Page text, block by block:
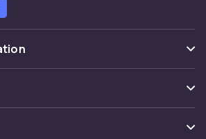
arbejdsstationer.
Dell, Asus, Acer og flere. Her
produkter og kompatible
udvalgt til at give stabil